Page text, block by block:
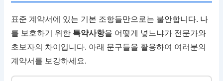
표준 계약서에 있는 기본 조항들만으로는 불안합니다. 나
를 보호하기 위한 특약사항을 어떻게 넣느냐가 전문가와
초보자의 차이입니다. 아래 문구들을 활용하여 여러분의
계약서를 보강하세요.